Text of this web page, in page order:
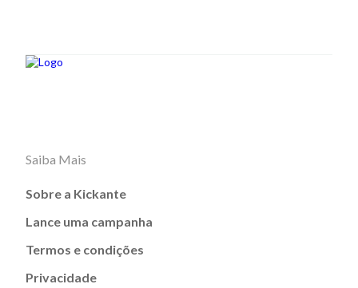
Saiba Mais
Sobre a Kickante
Lance uma campanha
Termos e condições
Privacidade